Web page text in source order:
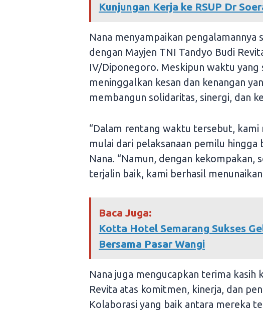
Kunjungan Kerja ke RSUP Dr
Nana menyampaikan
dengan Mayjen TNI Tandyo Budi
IV/Diponegoro. Meskipun waktu
meninggalkan kesan dan kenangan
membangun solidaritas, sinergi, dan
“Dalam rentang waktu tersebut,
mulai dari pelaksanaan pemilu hingga
Nana. “Namun, dengan kekompakan,
terjalin baik, kami berhasil
Baca Juga:
Kotta Hotel Semarang Sukses
Bersama Pasar Wangi
Nana juga mengucapkan terima kasih
Revita atas komitmen, kinerja, dan
Kolaborasi yang baik antara mereka